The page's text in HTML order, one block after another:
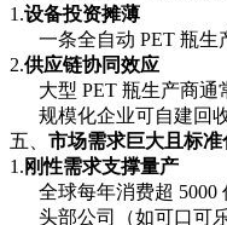
1.设备投资摊薄
一条全自动 PET 瓶生
2.供应链协同效应
大型 PET 瓶生产商通
规模化企业可自建回收
五、 市场需求巨大且标准
1. 刚性需求支撑量产
全球每年消费超 5000
头部公司
（如可口可